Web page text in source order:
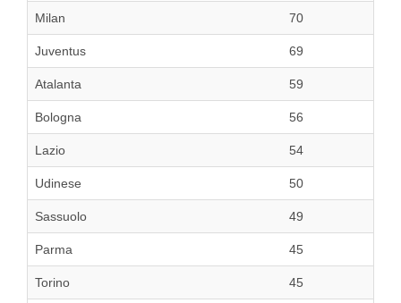
Milan 70
Juventus 69
Atalanta 59
Bologna 56
Lazio 54
Udinese 50
Sassuolo 49
Parma 45
Torino 45